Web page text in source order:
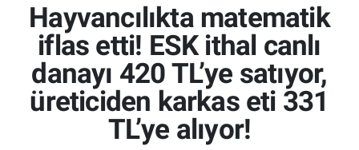
Hayvancılıkta matematik
iflas etti! ESK ithal canlı
danayı 420 TL’ye satıyor,
üreticiden karkas eti 331
TL’ye alıyor!
Tarımsal Destekler
Tarım Bakanlığı
TZOB
Tarım Kredi Kooperatifleri
Tüm Manşetler
Son Dakika Haberleri
Haber Arşivi